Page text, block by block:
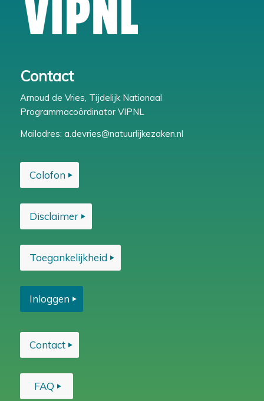
Contact
Arnoud de Vries, Tijdelijk Nationaal
Programmacoördinator VIPNL
Mailadres: a.devries@natuurlijkezaken.nl
Colofon
Disclaimer
Toegankelijkheid
Inloggen
Contact
FAQ